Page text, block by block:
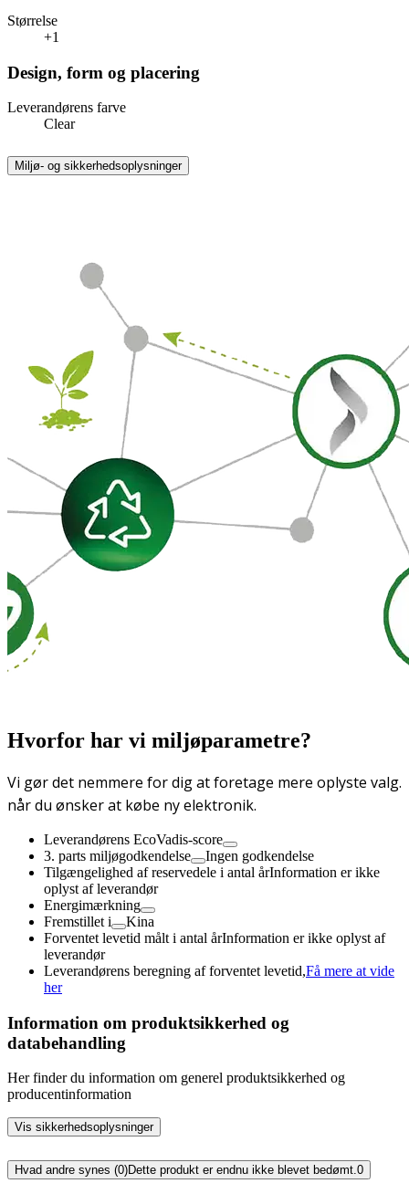
Størrelse
+1
Design, form og placering
Leverandørens farve
Clear
Miljø- og sikkerhedsoplysninger
Hvorfor har vi miljøparametre?
Vi gør det nemmere for dig at foretage mere oplyste valg.
når du ønsker at købe ny elektronik.
Leverandørens EcoVadis-score
3. parts miljøgodkendelse
Ingen godkendelse
Tilgængelighed af reservedele i antal årInformation er ikke
oplyst af leverandør
Energimærkning
Fremstillet i
Kina
Forventet levetid målt i antal årInformation er ikke oplyst af
leverandør
Leverandørens beregning af forventet levetid,Få mere at vide
her
Information om produktsikkerhed og
databehandling
Her finder du information om generel produktsikkerhed og
producentinformation
Vis sikkerhedsoplysninger
Hvad andre synes (0)Dette produkt er endnu ikke blevet bedømt.0